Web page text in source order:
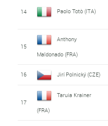
14 Paolo Totò (ITA)
15
Anthony
Maldonado (FRA)
16 Jirí Polnický (CZE)
17
Taruia Krainer
(FRA)